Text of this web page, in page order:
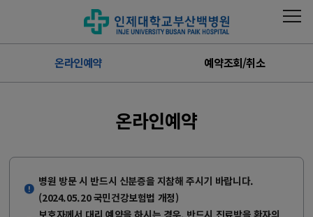
온라인예약 예약조회/취소
온라인예약
병원 방문 시 반드시 신분증을 지참해 주시기 바랍니다.
(2024.05.20 국민건강보험법 개정)
보호자께서 대리 예약을 하시는 경우, 반드시 진료받을 환자의